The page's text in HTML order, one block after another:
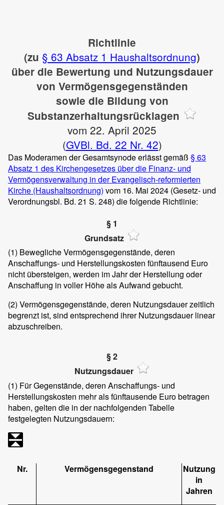
Richtlinie
(zu § 63 Absatz 1 Haushaltsordnung)
über die Bewertung und Nutzungsdauer
von Vermögensgegenständen
sowie die Bildung von
Substanzerhaltungsrücklagen
vom 22. April 2025
(GVBl. Bd. 22 Nr. 42)
Das Moderamen der Gesamtsynode erlässt gemäß § 63
Absatz 1 des Kirchengesetzes über die Finanz- und
Vermögensverwaltung in der Evangelisch-reformierten
Kirche (Haushaltsordnung) vom 16. Mai 2024 (Gesetz- und
Verordnungsbl. Bd. 21 S. 248) die folgende Richtlinie:
§ 1
Grundsatz
(1) Bewegliche Vermögensgegenstände, deren
Anschaffungs- und Herstellungskosten fünftausend Euro
nicht übersteigen, werden im Jahr der Herstellung oder
Anschaffung in voller Höhe als Aufwand gebucht.
(2) Vermögensgegenstände, deren Nutzungsdauer zeitlich
begrenzt ist, sind entsprechend ihrer Nutzungsdauer linear
abzuschreiben.
§ 2
Nutzungsdauer
(1) Für Gegenstände, deren Anschaffungs- und
Herstellungskosten mehr als fünftausende Euro betragen
haben, gelten die in der nachfolgenden Tabelle
festgelegten Nutzungsdauern:
Nr. Vermögensgegenstand
Nutzung
in
Jahren